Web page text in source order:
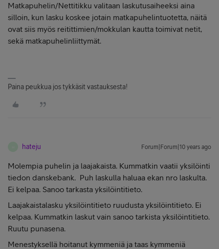
Matkapuhelin/Nettitikku valitaan laskutusaiheeksi aina
silloin, kun lasku koskee jotain matkapuhelintuotetta, näitä
ovat siis myös reitittimien/mokkulan kautta toimivat netit,
sekä matkapuhelinliittymät.
Paina peukkua jos tykkäsit vastauksesta!
hateju Forum|Forum|10 years ago
Molempia puhelin ja laajakaista. Kummatkin vaatii yksilöinti
tiedon danskebank. Puh laskulla haluaa ekan nro laskulta.
Ei kelpaa. Sanoo tarkasta yksilöintitieto.
Laajakaistalasku yksilöintitieto ruudusta yksilöintitieto. Ei
kelpaa. Kummatkin laskut vain sanoo tarkista yksilöintitieto.
Ruutu punasena.
Menestyksellä hoitanut kymmeniä ja taas kymmeniä